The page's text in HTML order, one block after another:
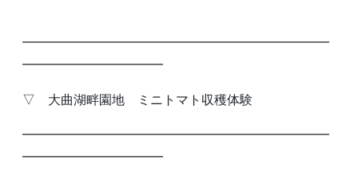
━━━━━━━━━━━━━━━━━━━━━━━━
━━━━━━━━━━━
▽ 大曲湖畔園地 ミニトマト収穫体験
━━━━━━━━━━━━━━━━━━━━━━━━
━━━━━━━━━━━